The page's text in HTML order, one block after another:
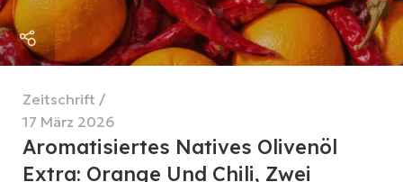
Zeitschrift
17 März 2026
Aromatisiertes Natives Olivenöl
Extra: Orange Und Chili, Zwei